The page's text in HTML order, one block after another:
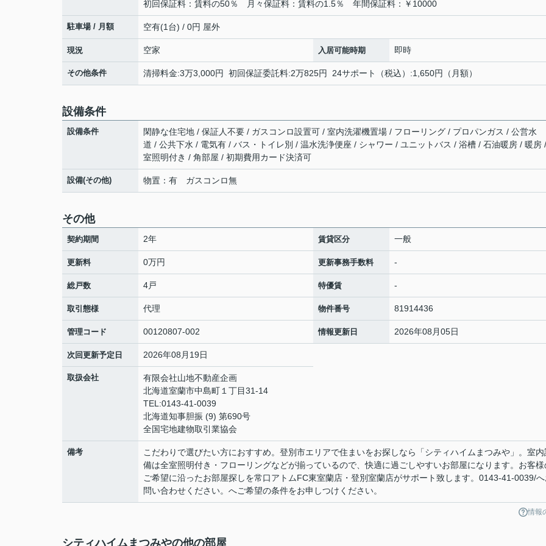
初回保証料：賃料の50％ 月々保証料：賃料の1.5％ 年間保証料：￥10000
駐車場 / 月額 空有(1台) / 0円 屋外
現況 空家 入居可能時期 即時
その他条件 清掃料金:3万3,000円 初回保証委託料:2万825円 24サポート（税込）:1,650円（月額）
設備条件
設備条件
閑静な住宅地 / 保証人不要 / ガスコンロ設置可 / 室内洗濯機置場 / フローリング / プロパンガス / 公営水
道 / 公共下水 / 電気有 / バス・トイレ別 / 温水洗浄便座 / シャワー / ユニットバス / 浴槽 / 石油暖房 / 暖房
室照明付き / 角部屋 / 初期費用カード決済可
設備(その他) 物置：有 ガスコンロ無
その他
契約期間 2年 賃貸区分 一般
更新料 0万円 更新事務手数料 -
総戸数 4戸 特優賃 -
取引態様 代理 物件番号 81914436
管理コード 00120807-002 情報更新日 2026年08月05日
次回更新予定日 2026年08月19日
取扱会社
有限会社山地不動産企画
北海道室蘭市中島町１丁目31-14
TEL:0143-41-0039
北海道知事胆振 (9) 第690号
全国宅地建物取引業協会
備考
こだわりで選びたい方におすすめ。登別市エリアで住まいをお探しなら「シティハイムまつみや」。室内
備は全室照明付き・フローリングなどが揃っているので、快適に過ごしやすいお部屋になります。お客様
ご希望に沿ったお部屋探しを常口アトムFC東室蘭店・登別室蘭店がサポート致します。0143-41-0039/
問い合わせください。へご希望の条件をお申しつけください。
情報
シティハイムまつみやの他の部屋